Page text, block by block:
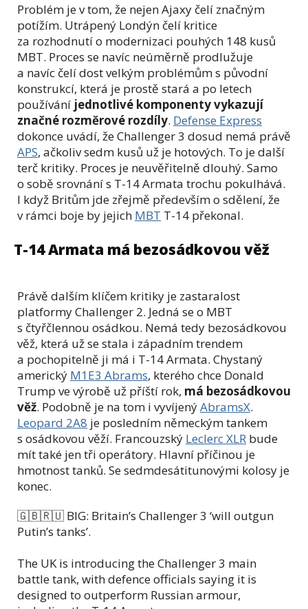
Problém je v tom, že nejen Ajaxy čelí značným
potížím. Utrápený Londýn čelí kritice
za rozhodnutí o modernizaci pouhých 148 kusů
MBT. Proces se navíc neúměrně prodlužuje
a navíc čelí dost velkým problémům s původní
konstrukcí, která je prostě stará a po letech
používání jednotlivé komponenty vykazují
značné rozměrové rozdíly. Defense Express
dokonce uvádí, že Challenger 3 dosud nemá právě
APS, ačkoliv sedm kusů už je hotových. To je další
terč kritiky. Proces je neuvěřitelně dlouhý. Samo
o sobě srovnání s T-14 Armata trochu pokulhává.
I když Britům jde zřejmě především o sdělení, že
v rámci boje by jejich MBT T-14 překonal.
T-14 Armata má bezosádkovou věž
Právě dalším klíčem kritiky je zastaralost
platformy Challenger 2. Jedná se o MBT
s čtyřčlennou osádkou. Nemá tedy bezosádkovou
věž, která už se stala i západním trendem
a pochopitelně ji má i T-14 Armata. Chystaný
americký M1E3 Abrams, kterého chce Donald
Trump ve výrobě už příští rok, má bezosádkovou
věž. Podobně je na tom i vyvíjenýAbramsX.
Leopard 2A8 je posledním německým tankem
s osádkovou věží. Francouzský Leclerc XLR bude
mít také jen tři operátory. Hlavní příčinou je
hmotnost tanků. Se sedmdesátitunovými kolosy je
konec.
🇬🇧🇷🇺 BIG: Britain’s Challenger 3 ‘will outgun
Putin’s tanks’.
The UK is introducing the Challenger 3 main
battle tank, with defence officials saying it is
designed to outperform Russian armour,